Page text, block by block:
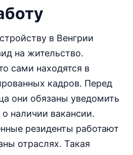
в Венгрии
на жительство.
сами находятся в
кадров. Перед
они обязаны уведомить
наличии вакансии.
резиденты работают
отраслях. Такая